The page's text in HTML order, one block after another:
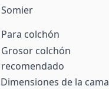
Somier
Para colchón
Grosor colchón
recomendado
Dimensiones de la cama